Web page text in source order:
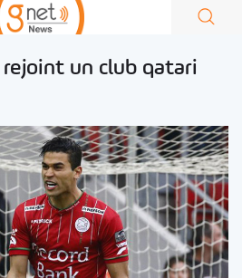
rejoint un club qatari